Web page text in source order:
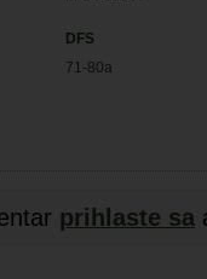
DFS
71-80a
prihlaste sa